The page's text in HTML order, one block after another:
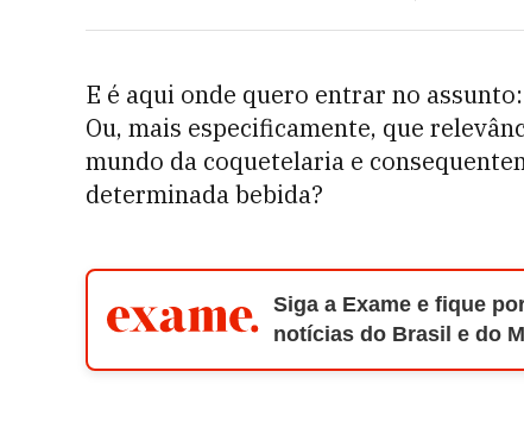
E é aqui onde quero entrar no
Ou, mais especificamente, que
mundo da coquetelaria e
determinada bebida?
Siga a Exame e fique
notícias do Brasil e do